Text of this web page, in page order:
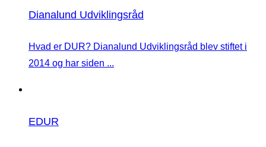
Dianalund Udviklingsråd
Hvad er DUR? Dianalund Udviklingsråd blev stiftet i
2014 og har siden ...
EDUR